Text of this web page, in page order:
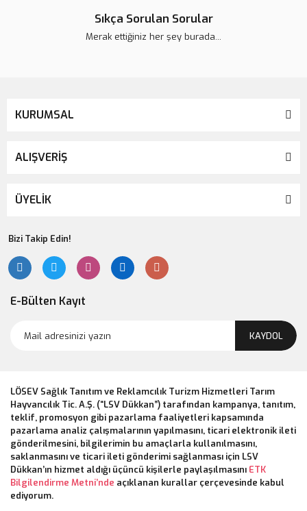
Sıkça Sorulan Sorular
Merak ettiğiniz her şey burada...
KURUMSAL
ALIŞVERİŞ
ÜYELİK
Bizi Takip Edin!
E-Bülten Kayıt
KAYDOL
LÖSEV Sağlık Tanıtım ve Reklamcılık Turizm Hizmetleri Tarım
Hayvancılık Tic. A.Ş. (“LSV Dükkan”) tarafından kampanya, tanıtım,
teklif, promosyon gibi pazarlama faaliyetleri kapsamında
pazarlama analiz çalışmalarının yapılmasını, ticari elektronik ileti
gönderilmesini, bilgilerimin bu amaçlarla kullanılmasını,
saklanmasını ve ticari ileti gönderimi sağlanması için LSV
Dükkan’ın hizmet aldığı üçüncü kişilerle paylaşılmasını ETK
Bilgilendirme Metni’nde açıklanan kurallar çerçevesinde kabul
ediyorum.